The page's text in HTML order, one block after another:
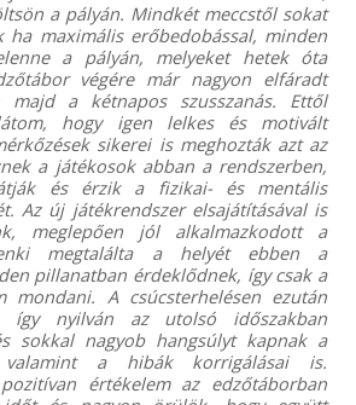
a pályán. Mindkét meccstől sokat
ha maximális erőbedobással, minden
a pályán, melyeket hetek óta
végére már nagyon elfáradt
a kétnapos szusszanás. Ettől
hogy igen lelkes és motivált
sikerei is meghozták azt az
a játékosok abban a rendszerben,
és érzik a fizikai- és mentális
Az új játékrendszer elsajátításával is
meglepően jól alkalmazkodott a
megtalálta a helyét ebben a
pillanatban érdeklődnek, így csak a
mondani. A csúcsterhelésen ezután
így nyilván az utolsó időszakban
sokkal nagyob hangsúlyt kapnak a
a hibák korrigálásai is.
értékelem az edzőtáborban